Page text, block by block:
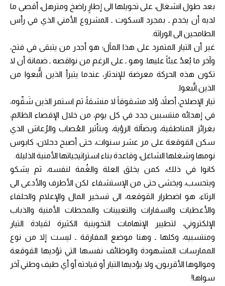
بعد طول انشغال، على تحويلها الى إطارٍ راضخ ومترهل، أقصى ما
لديه أن يخدم ـ بمجرد السكوت ـ المشروع الأمني الذي في رأس
الطامحين الى الوراثة.
غير أن التيار المتمرد على هذا المآل؛ هو أجدر من يتبقى في فتح،
وآخر ما يُعدُ عبئاً عليها. وهو ـ على الرغم من نواقصه ـ ضمانة أن لا
تكون هذه الحركة معرضة للإندثار، عندما يتبرأ الذين اتُّبعوا من
الذين اتَّبعوا.
تيار الإصلاح، أصلاً، وُلد مشقوقاً لا منشقاً، ثم استمر الذين شَقّوه،
في إهدائه منتسبين جدد في كل يوم، من خلال الإقصاء الظالم،
بغرائز المناطقية، وبضآلة الرؤية، وبتأثير العُصاب والرُعاش الذي
سكن القوقعة على مر عشر سنوات، حتى أصبح دحلان، كابوس
نومها وشغلها الشاغل، وقاعدة بناء استراتيجياتها الأمنية الذليلة.
كانوا في ذلك، كمن يخلق العلة والغُمة لنفسه، ثم يشكو
ويتحسب، ويخشى حتى من الإستشفاء. لكن الأطرف والأدعى الى
الرثاء، هو اضطرار القوقعه، الى تسخير المال والإعلام والحلفاء
والأعطيات والسفارات والتعيينات والمحطات الأمنية والذباب
الإلكتروني، لتطيير الإتهامات التخوينية الكثيرة لقيادة التيار
ومنتسبيه، وكلها ـ وهنا موضع المفارقة ـ ليست إلا من نوع
الممارسات المشهودة والوظائف نفسها التي تؤديها القوقعة
وموالوها الأقربون، ولا يؤديها التيار أو قيادته أو أي طيف وطني آخر
سواها!